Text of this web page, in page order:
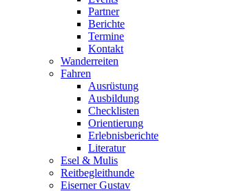
Partner
Berichte
Termine
Kontakt
Wanderreiten
Fahren
Ausrüstung
Ausbildung
Checklisten
Orientierung
Erlebnisberichte
Literatur
Esel & Mulis
Reitbegleithunde
Eiserner Gustav